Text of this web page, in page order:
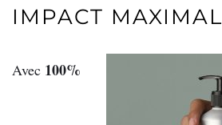
IMPACT MAXIMAL
Avec 100%